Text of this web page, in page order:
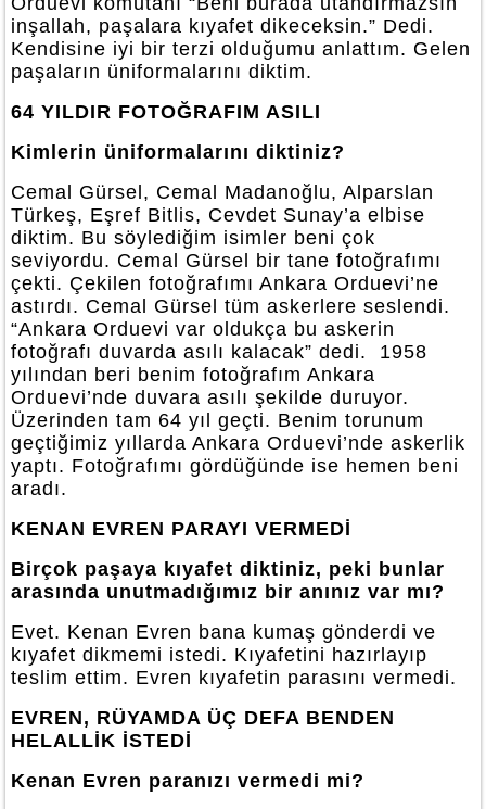
inşallah, paşalara kıyafet dikeceksin.” Dedi.
Kendisine iyi bir terzi olduğumu anlattım. Gelen
paşaların üniformalarını diktim.
64 YILDIR FOTOĞRAFIM ASILI
Kimlerin üniformalarını diktiniz?
Cemal Gürsel, Cemal Madanoğlu, Alparslan
Türkeş, Eşref Bitlis, Cevdet Sunay’a elbise
diktim. Bu söylediğim isimler beni çok
seviyordu. Cemal Gürsel bir tane fotoğrafımı
çekti. Çekilen fotoğrafımı Ankara Orduevi’ne
astırdı. Cemal Gürsel tüm askerlere seslendi.
“Ankara Orduevi var oldukça bu askerin
fotoğrafı duvarda asılı kalacak” dedi. 1958
yılından beri benim fotoğrafım Ankara
Orduevi’nde duvara asılı şekilde duruyor.
Üzerinden tam 64 yıl geçti. Benim torunum
geçtiğimiz yıllarda Ankara Orduevi’nde askerlik
yaptı. Fotoğrafımı gördüğünde ise hemen beni
aradı.
KENAN EVREN PARAYI VERMEDİ
Birçok paşaya kıyafet diktiniz, peki bunlar
arasında unutmadığımız bir anınız var mı?
Evet. Kenan Evren bana kumaş gönderdi ve
kıyafet dikmemi istedi. Kıyafetini hazırlayıp
teslim ettim. Evren kıyafetin parasını vermedi.
EVREN, RÜYAMDA ÜÇ DEFA BENDEN
HELALLİK İSTEDİ
Kenan Evren paranızı vermedi mi?